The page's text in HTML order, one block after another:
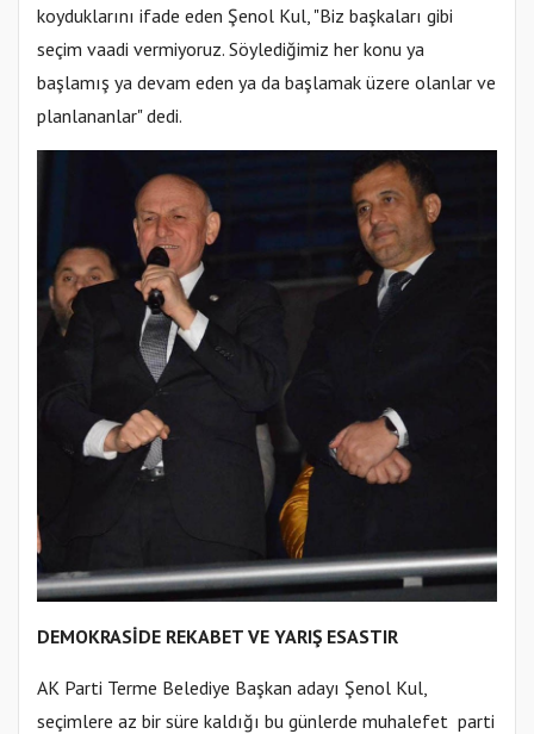
koyduklarını ifade eden Şenol Kul, "Biz başkaları gibi
seçim vaadi vermiyoruz. Söylediğimiz her konu ya
başlamış ya devam eden ya da başlamak üzere olanlar ve
planlananlar" dedi.
DEMOKRASİDE REKABET VE YARIŞ ESASTIR
AK Parti Terme Belediye Başkan adayı Şenol Kul,
seçimlere az bir süre kaldığı bu günlerde muhalefet parti